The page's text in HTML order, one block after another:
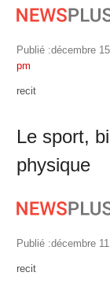
Publié :décembre
pm
Author
recit
Le sport,
physique
Publié :décembre
Author
recit